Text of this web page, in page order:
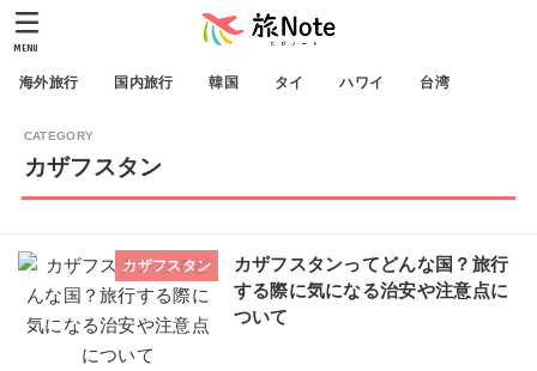
海外旅行 国内旅行 韓国 タイ ハワイ 台湾
MENU
カザフスタン
カザフスタン
カザフスタンってどんな国？旅行
する際に気になる治安や注意点に
ついて